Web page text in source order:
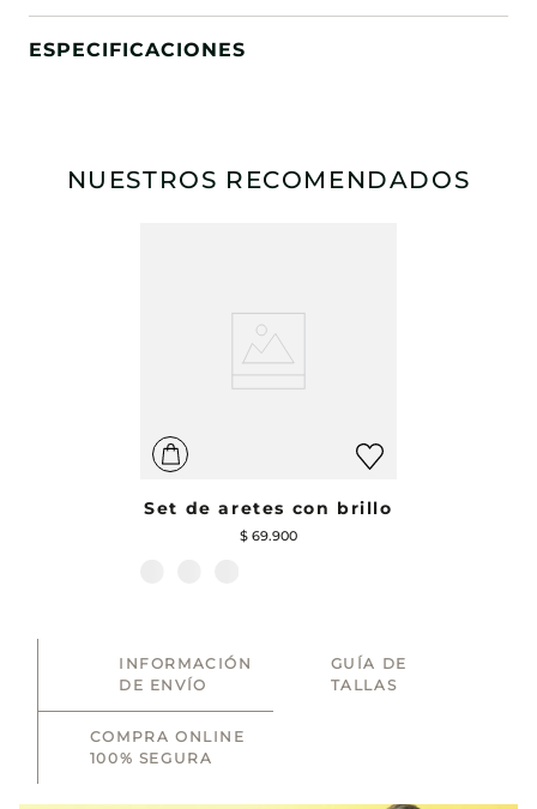
ESPECIFICACIONES
NUESTROS RECOMENDADOS
Set de aretes con brillo
$ 69.900
INFORMACIÓN
DE ENVÍO
GUÍA DE
TALLAS
COMPRA ONLINE
100% SEGURA